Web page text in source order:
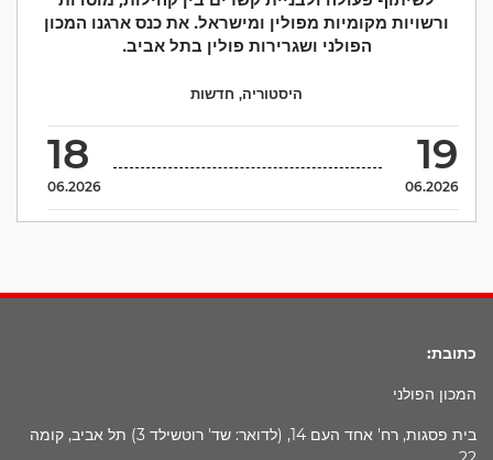
ורשויות מקומיות מפולין ומישראל. את כנס ארגנו המכון
הפולני ושגרירות פולין בתל אביב.
18
06.2026
19
06.2026
היסטוריה, חדשות
כתובת:
המכון הפולני
בית פסגות, רח' אחד העם 14, (לדואר: שד' רוטשילד 3) תל אביב, קומה